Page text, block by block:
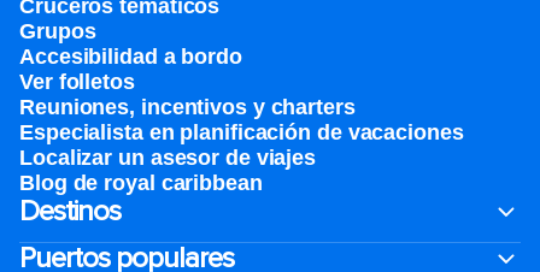
Cruceros temáticos
Grupos
Accesibilidad a bordo
Ver folletos
Reuniones, incentivos y charters​
Especialista en planificación de vacaciones
Localizar un asesor de viajes
Blog de royal caribbean
Destinos
Puertos populares